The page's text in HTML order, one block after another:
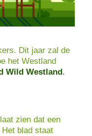
Dit jaar zal de
het Westland
Wild Westland .
zien dat een
blad staat